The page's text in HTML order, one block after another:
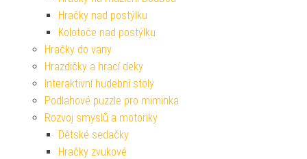
Hračky nad postýlku
Kolotoče nad postýlku
Hračky do vany
Hrazdičky a hrací deky
Interaktivní hudební stoly
Podlahové puzzle pro miminka
Rozvoj smyslů a motoriky
Dětské sedačky
Hračky zvukové